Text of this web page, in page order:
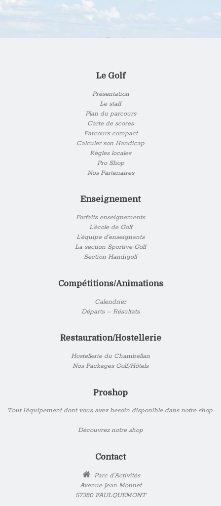
Le Golf
Présentation
Le staff
Plan du parcours
Carte de scores
Parcours compact
Calculer son Handicap
Règles locales
Pro Shop
Nos Partenaires
Enseignement
Forfaits enseignements
L’école de Golf
L’équipe d’enseignants
La section Sportive Golf
Section Handigolf
Compétitions/Animations
Calendrier
Départs – Résultats
Restauration/Hostellerie
Hostellerie du Chambellan
Nos Packages Golf/Hôtels
Proshop
Tout l’équipement dont vous avez besoin disponible dans notre shop.
Découvrez notre shop
Contact
Parc d'Activités
Avenue Jean Monnet
57380 FAULQUEMONT